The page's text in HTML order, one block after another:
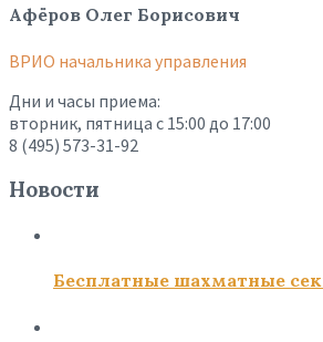
Афёров Олег Борисович
ВРИО начальника управления
Дни и часы приема:
вторник, пятница с 15:00 до 17:00
8 (495) 573-31-92
Новости
Бесплатные шахматные